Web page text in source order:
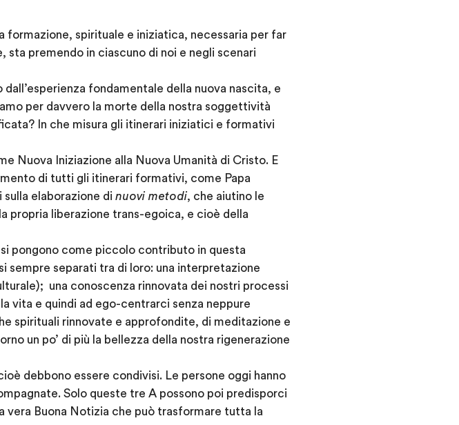
formazione, spirituale e iniziatica, necessaria per far
sta premendo in ciascuno di noi e negli scenari
fondamentale della nuova nascita, e
per davvero la morte della nostra soggettività
In che misura gli itinerari iniziatici e formativi
Nuova Iniziazione alla Nuova Umanità di Cristo. E
di tutti gli itinerari formativi, come Papa
elaborazione di nuovi metodi, che aiutino le
propria liberazione trans-egoica, e cioè della
si pongono come piccolo contributo in questa
sempre separati tra di loro: una interpretazione
una conoscenza rinnovata dei nostri processi
vita e quindi ad ego-centrarci senza neppure
spirituali rinnovate e approfondite, di meditazione e
un po’ di più la bellezza della nostra rigenerazione
debbono essere condivisi. Le persone oggi hanno
Solo queste tre A possono poi predisporci
vera Buona Notizia che può trasformare tutta la